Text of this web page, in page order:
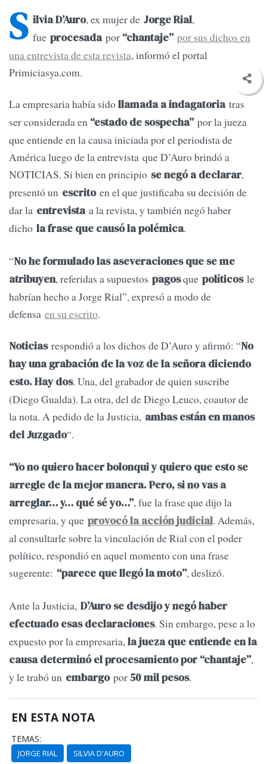
S ilvia D’Auro, ex mujer de Jorge Rial,
fue procesadapor “chantaje” por sus dichos en
una entrevista de esta revista, informó el portal
Primiciasya.com.
La empresaria había sidollamada a indagatoriatras
ser considerada en “estado de sospecha”por la jueza
que entiende en la causa iniciada por el periodista de
América luego de la entrevista que D’Auro brindó a
NOTICIAS. Si bien en principio se negó a declarar,
presentó un escritoen el que justificaba su decisión de
dar la entrevistaa la revista, y también negó haber
dicho la frase que causó la polémica.
“No he formulado las aseveraciones que se me
atribuyen, referidas a supuestos pagosque políticosle
habrían hecho a Jorge Rial”, expresó a modo de
defensa en su escrito.
Noticiasrespondió a los dichos de D’Auro y afirmó: “No
hay una grabación de la voz de la señora diciendo
esto. Hay dos. Una, del grabador de quien suscribe
(Diego Gualda). La otra, del de Diego Leuco, coautor de
la nota. A pedido de la Justicia, ambas están en manos
del Juzgado“.
“Yo no quiero hacer bolonqui y quiero que esto se
arregle de la mejor manera. Pero, si no vas a
arreglar… y… qué sé yo…”, fue la frase que dijo la
empresaria, y que provocó la acción judicial. Además,
al consultarle sobre la vinculación de Rial con el poder
político, respondió en aquel momento con una frase
sugerente: “parece que llegó la moto”, deslizó.
Ante la Justicia, D’Auro se desdijo y negó haber
efectuado esas declaraciones. Sin embargo, pese a lo
expuesto por la empresaria,la jueza que entiende en la
causa determinó el procesamiento por “chantaje”,
y le trabó un embargopor 50 mil pesos.
EN ESTA NOTA
TEMAS:
JORGE RIAL SILVIA D'AURO